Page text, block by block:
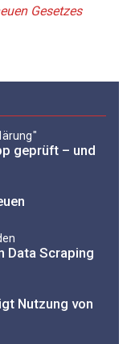
Gesetzes
geprüft – und
Data Scraping
Nutzung von